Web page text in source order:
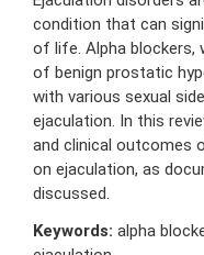
condition that can
of life. Alpha blockers,
of benign prostatic
with various sexual
ejaculation. In this
and clinical outcomes
on ejaculation, as
discussed.
Keywords: alpha